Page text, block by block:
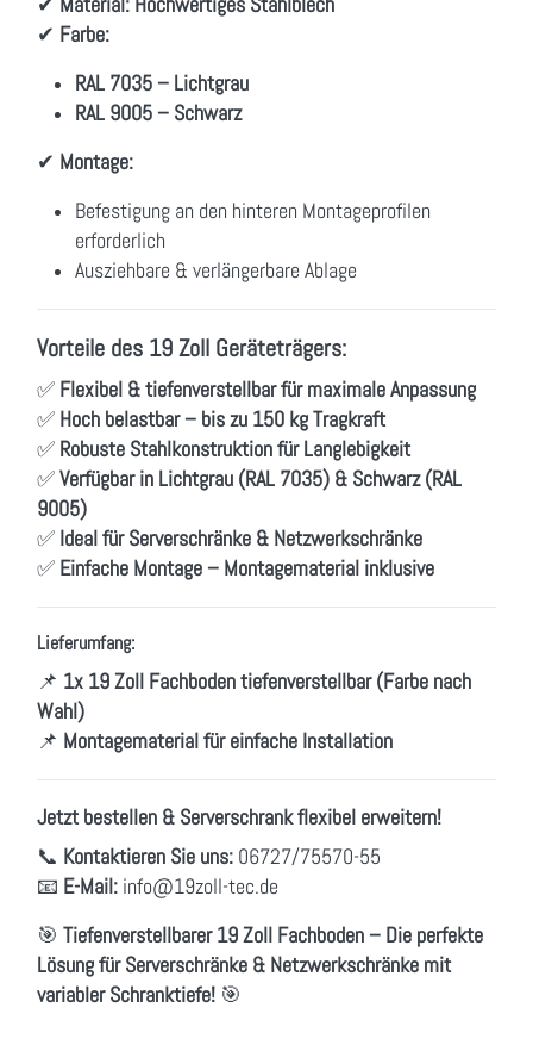
✔ Farbe:
RAL 7035 – Lichtgrau
RAL 9005 – Schwarz
✔ Montage:
Befestigung an den hinteren Montageprofilen
erforderlich
Ausziehbare & verlängerbare Ablage
Vorteile des 19 Zoll Geräteträgers:
✅ Flexibel & tiefenverstellbar für maximale Anpassung
✅ Hoch belastbar – bis zu 150 kg Tragkraft
✅ Robuste Stahlkonstruktion für Langlebigkeit
✅Verfügbar in Lichtgrau (RAL 7035) & Schwarz (RAL
9005)
✅ Ideal für Serverschränke & Netzwerkschränke
✅ Einfache Montage – Montagematerial inklusive
Lieferumfang:
📌 1x 19 Zoll Fachboden tiefenverstellbar (Farbe nach
Wahl)
📌 Montagematerial für einfache Installation
Jetzt bestellen & Serverschrank flexibel erweitern!
📞 Kontaktieren Sie uns: 06727/75570-55
📧 E-Mail: info@19zoll-tec.de
🎯 Tiefenverstellbarer 19 Zoll Fachboden – Die perfekte
Lösung für Serverschränke & Netzwerkschränke mit
variabler Schranktiefe! 🎯